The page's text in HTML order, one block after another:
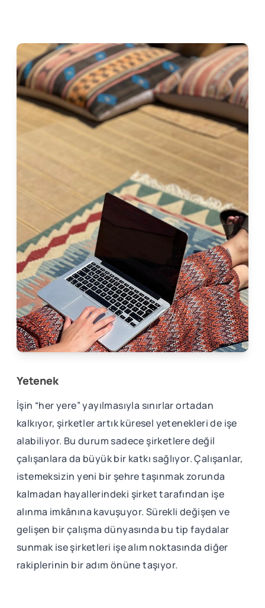
Yetenek
İşin “her yere” yayılmasıyla sınırlar ortadan
kalkıyor, şirketler artık küresel yetenekleri de işe
alabiliyor. Bu durum sadece şirketlere değil
çalışanlara da büyük bir katkı sağlıyor. Çalışanlar,
istemeksizin yeni bir şehre taşınmak zorunda
kalmadan hayallerindeki şirket tarafından işe
alınma imkânına kavuşuyor. Sürekli değişen ve
gelişen bir çalışma dünyasında bu tip faydalar
sunmak ise şirketleri işe alım noktasında diğer
rakiplerinin bir adım önüne taşıyor.